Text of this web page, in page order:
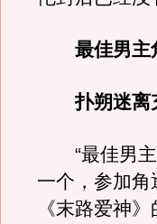
最佳男主
扑朔迷离
“最佳男主
一个，参加角
《末路爱神